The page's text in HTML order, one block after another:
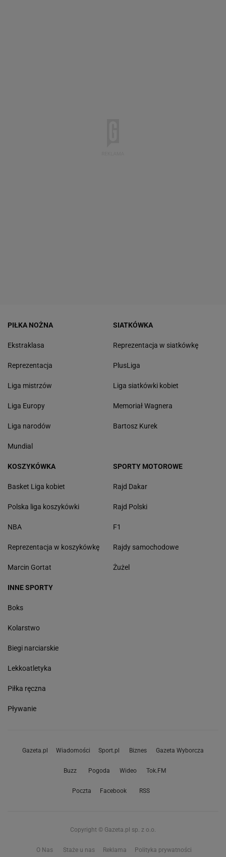
PIŁKA NOŻNA
Ekstraklasa
Reprezentacja
Liga mistrzów
Liga Europy
Liga narodów
Mundial
SIATKÓWKA
Reprezentacja w siatkówkę
PlusLiga
Liga siatkówki kobiet
Memoriał Wagnera
Bartosz Kurek
KOSZYKÓWKA
Basket Liga kobiet
Polska liga koszykówki
NBA
Reprezentacja w koszykówkę
Marcin Gortat
SPORTY MOTOROWE
Rajd Dakar
Rajd Polski
F1
Rajdy samochodowe
Żużel
INNE SPORTY
Boks
Kolarstwo
Biegi narciarskie
Lekkoatletyka
Piłka ręczna
Pływanie
Gazeta.pl Wiadomości Sport.pl Biznes Gazeta Wyborcza
Buzz Pogoda Wideo Tok.FM
Poczta Facebook RSS
Copyright © Gazeta.pl sp. z o.o.
O Nas Staże u nas Reklama Polityka prywatności